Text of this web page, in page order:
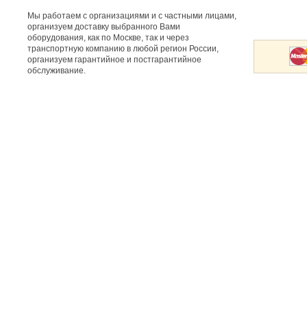
Мы работаем с организациями и с частными лицами,
организуем доставку выбранного Вами
оборудования, как по Москве, так и через
транспортную компанию в любой регион России,
организуем гарантийное и постгарантийное
обслуживание.